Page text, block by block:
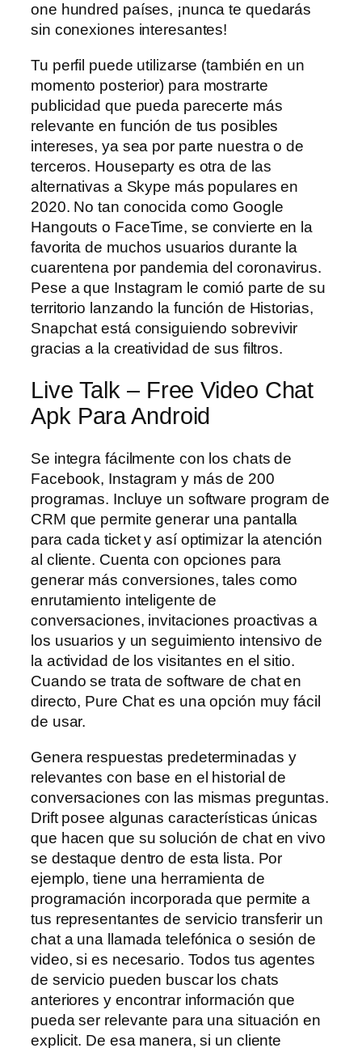
one hundred países, ¡nunca te quedarás
sin conexiones interesantes!
Tu perfil puede utilizarse (también en un
momento posterior) para mostrarte
publicidad que pueda parecerte más
relevante en función de tus posibles
intereses, ya sea por parte nuestra o de
terceros. Houseparty es otra de las
alternativas a Skype más populares en
2020. No tan conocida como Google
Hangouts o FaceTime, se convierte en la
favorita de muchos usuarios durante la
cuarentena por pandemia del coronavirus.
Pese a que Instagram le comió parte de su
territorio lanzando la función de Historias,
Snapchat está consiguiendo sobrevivir
gracias a la creatividad de sus filtros.
Live Talk – Free Video Chat
Apk Para Android
Se integra fácilmente con los chats de
Facebook, Instagram y más de 200
programas. Incluye un software program de
CRM que permite generar una pantalla
para cada ticket y así optimizar la atención
al cliente. Cuenta con opciones para
generar más conversiones, tales como
enrutamiento inteligente de
conversaciones, invitaciones proactivas a
los usuarios y un seguimiento intensivo de
la actividad de los visitantes en el sitio.
Cuando se trata de software de chat en
directo, Pure Chat es una opción muy fácil
de usar.
Genera respuestas predeterminadas y
relevantes con base en el historial de
conversaciones con las mismas preguntas.
Drift posee algunas características únicas
que hacen que su solución de chat en vivo
se destaque dentro de esta lista. Por
ejemplo, tiene una herramienta de
programación incorporada que permite a
tus representantes de servicio transferir un
chat a una llamada telefónica o sesión de
video, si es necesario. Todos tus agentes
de servicio pueden buscar los chats
anteriores y encontrar información que
pueda ser relevante para una situación en
explicit. De esa manera, si un cliente